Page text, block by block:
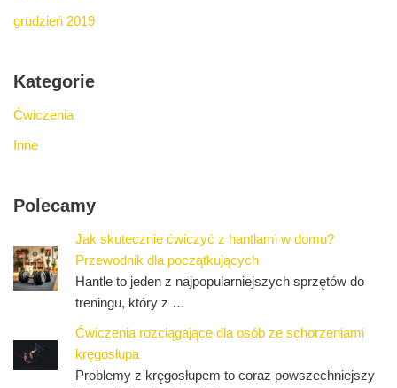
grudzień 2019
Kategorie
Ćwiczenia
Inne
Polecamy
Jak skutecznie ćwiczyć z hantlami w domu?
Przewodnik dla początkujących
Hantle to jeden z najpopularniejszych sprzętów do
treningu, który z …
Ćwiczenia rozciągające dla osób ze schorzeniami
kręgosłupa
Problemy z kręgosłupem to coraz powszechniejszy